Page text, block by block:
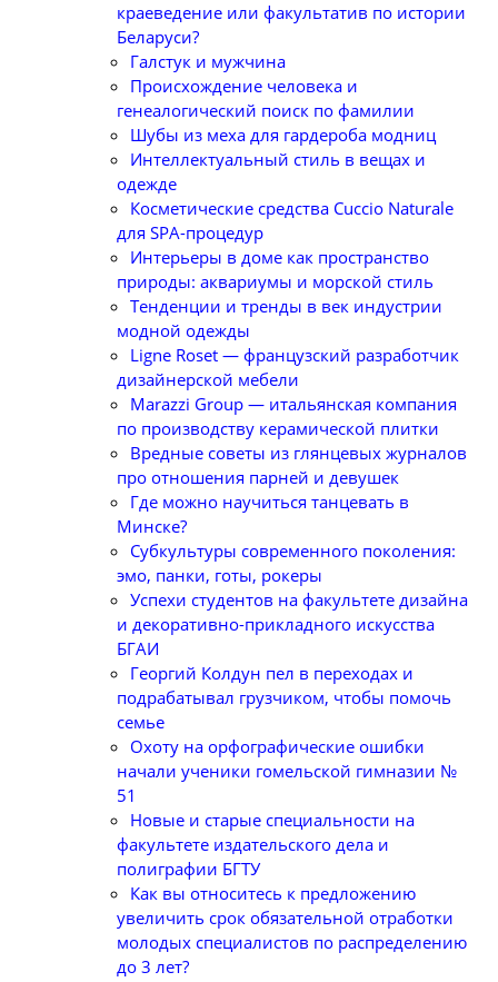
краеведение или факультатив по истории
Беларуси?
Галстук и мужчина
Происхождение человека и
генеалогический поиск по фамилии
Шубы из меха для гардероба модниц
Интеллектуальный стиль в вещах и
одежде
Косметические средства Cuccio Naturale
для SPA-процедур
Интерьеры в доме как пространство
природы: аквариумы и морской стиль
Тенденции и тренды в век индустрии
модной одежды
Ligne Roset — французский разработчик
дизайнерской мебели
Marazzi Group — итальянская компания
по производству керамической плитки
Вредные советы из глянцевых журналов
про отношения парней и девушек
Где можно научиться танцевать в
Минске?
Субкультуры современного поколения:
эмо, панки, готы, рокеры
Успехи студентов на факультете дизайна
и декоративно-прикладного искусства
БГАИ
Георгий Колдун пел в переходах и
подрабатывал грузчиком, чтобы помочь
семье
Охоту на орфографические ошибки
начали ученики гомельской гимназии №
51
Новые и старые специальности на
факультете издательского дела и
полиграфии БГТУ
Как вы относитесь к предложению
увеличить срок обязательной отработки
молодых специалистов по распределению
до 3 лет?